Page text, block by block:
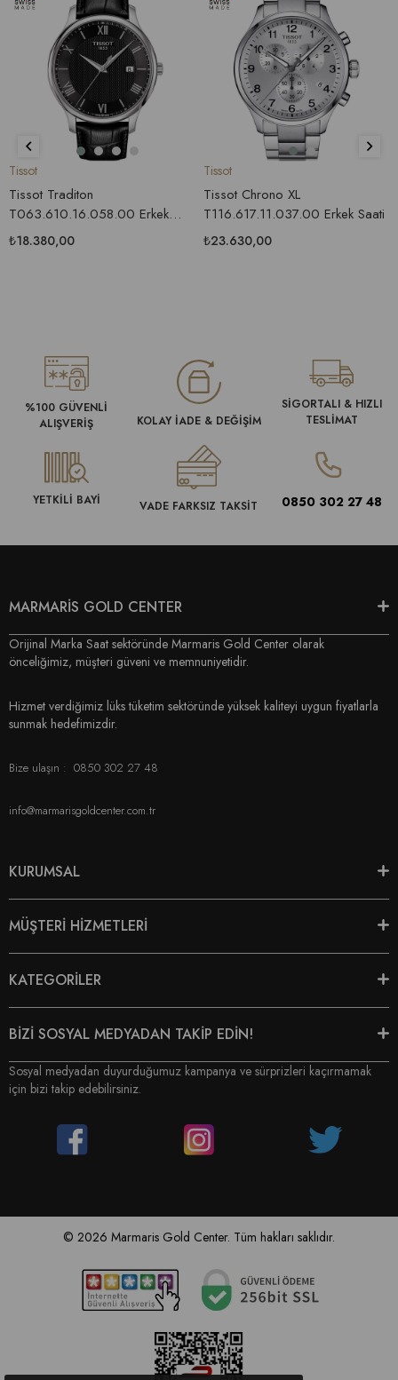
Tissot
Tissot Traditon
T063.610.16.058.00 Erkek
Saati
₺18.380,00
Tissot
Tissot Chrono XL
T116.617.11.037.00 Erkek Saati
₺23.630,00
%100 GÜVENLİ
ALIŞVERİŞ
KOLAY İADE & DEĞİŞİM
SİGORTALI & HIZLI
TESLİMAT
YETKİLİ BAYİ VADE FARKSIZ TAKSİT 0850 302 27 48
MARMARİS GOLD CENTER
Orijinal Marka Saat sektöründe Marmaris Gold Center olarak
önceliğimiz, müşteri güveni ve memnuniyetidir.
Hizmet verdiğimiz lüks tüketim sektöründe yüksek kaliteyi uygun fiyatlarla
sunmak hedefimizdir.
Bize ulaşın : 0850 302 27 48
info@marmarisgoldcenter.com.tr
KURUMSAL
MÜŞTERİ HİZMETLERİ
KATEGORİLER
BİZİ SOSYAL MEDYADAN TAKİP EDİN!
Sosyal medyadan duyurduğumuz kampanya ve sürprizleri kaçırmamak
için bizi takip edebilirsiniz.
© 2026 Marmaris Gold Center. Tüm hakları saklıdır.